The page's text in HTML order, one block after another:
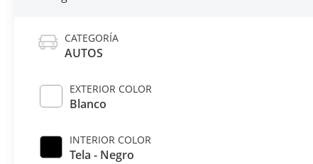
CATEGORÍA
AUTOS
EXTERIOR COLOR
Blanco
INTERIOR COLOR
Tela - Negro